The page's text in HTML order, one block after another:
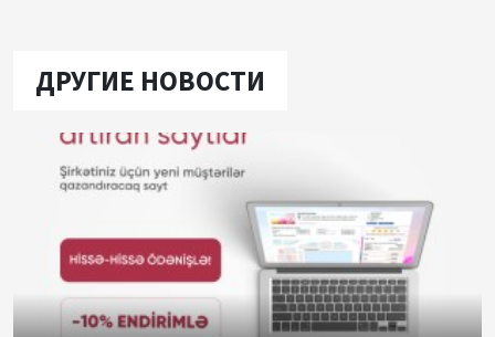
ДРУГИЕ НОВОСТИ